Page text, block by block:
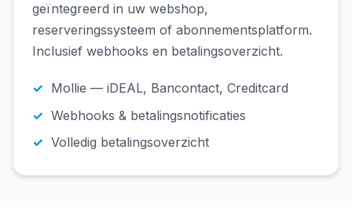
geïntegreerd in uw webshop,
reserveringssysteem of abonnementsplatform.
Inclusief webhooks en betalingsoverzicht.
Mollie — iDEAL, Bancontact, Creditcard
Webhooks & betalingsnotificaties
Volledig betalingsoverzicht